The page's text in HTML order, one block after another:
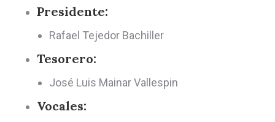
Presidente:
Rafael Tejedor Bachiller
Tesorero:
José Luis Mainar Vallespin
Vocales: